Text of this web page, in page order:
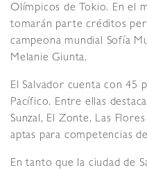
Olímpicos de Tokio. En el
tomarán parte créditos
campeona mundial Sofía
Melanie Giunta.
El Salvador cuenta con 45
Pacífico. Entre ellas
Sunzal, El Zonte, Las
aptas para competencias
En tanto que la ciudad de